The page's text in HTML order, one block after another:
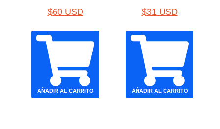
$60 USD
AÑADIR AL CARRITO
$31 USD
AÑADIR AL CARRITO